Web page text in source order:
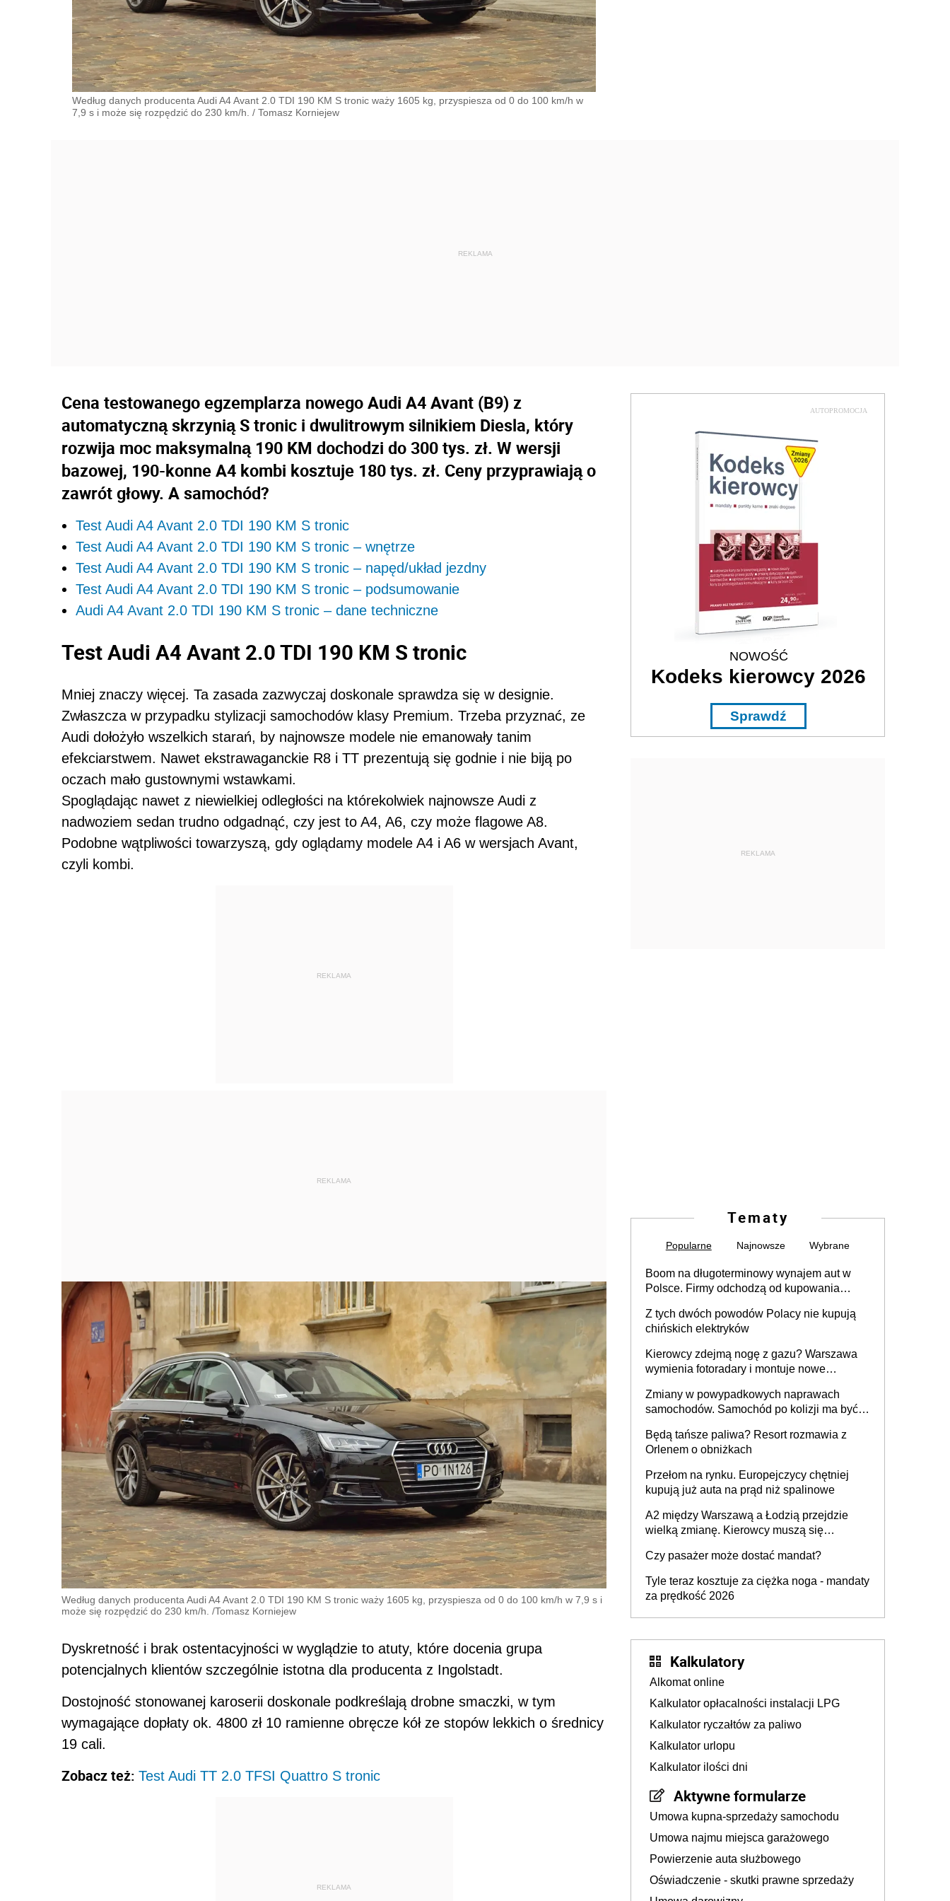
Według danych producenta Audi A4 Avant 2.0 TDI 190 KM S tronic waży 1605 kg, przyspiesza od 0 do 100 km/h w
7,9 s i może się rozpędzić do 230 km/h. / Tomasz Korniejew
Cena testowanego egzemplarza nowego Audi A4 Avant (B9) z
automatyczną skrzynią S tronic i dwulitrowym silnikiem Diesla, który
rozwija moc maksymalną 190 KM dochodzi do 300 tys. zł. W wersji
bazowej, 190-konne A4 kombi kosztuje 180 tys. zł. Ceny przyprawiają o
zawrót głowy. A samochód?
Test Audi A4 Avant 2.0 TDI 190 KM S tronic
Test Audi A4 Avant 2.0 TDI 190 KM S tronic – wnętrze
Test Audi A4 Avant 2.0 TDI 190 KM S tronic – napęd/układ jezdny
Test Audi A4 Avant 2.0 TDI 190 KM S tronic – podsumowanie
Audi A4 Avant 2.0 TDI 190 KM S tronic – dane techniczne
Test Audi A4 Avant 2.0 TDI 190 KM S tronic
Mniej znaczy więcej. Ta zasada zazwyczaj doskonale sprawdza się w designie.
Zwłaszcza w przypadku stylizacji samochodów klasy Premium. Trzeba przyznać, ze
Audi dołożyło wszelkich starań, by najnowsze modele nie emanowały tanim
efekciarstwem. Nawet ekstrawaganckie R8 i TT prezentują się godnie i nie biją po
oczach mało gustownymi wstawkami.
Spoglądając nawet z niewielkiej odległości na którekolwiek najnowsze Audi z
nadwoziem sedan trudno odgadnąć, czy jest to A4, A6, czy może flagowe A8.
Podobne wątpliwości towarzyszą, gdy oglądamy modele A4 i A6 w wersjach Avant,
czyli kombi.
REKLAMA
REKLAMA
Według danych producenta Audi A4 Avant 2.0 TDI 190 KM S tronic waży 1605 kg, przyspiesza od 0 do 100 km/h w 7,9 s i
może się rozpędzić do 230 km/h. /Tomasz Korniejew
Dyskretność i brak ostentacyjności w wyglądzie to atuty, które docenia grupa
potencjalnych klientów szczególnie istotna dla producenta z Ingolstadt.
Dostojność stonowanej karoserii doskonale podkreślają drobne smaczki, w tym
wymagające dopłaty ok. 4800 zł 10 ramienne obręcze kół ze stopów lekkich o średnicy
19 cali.
Zobacz też: Test Audi TT 2.0 TFSI Quattro S tronic
REKLAMA
AUTOPROMOCJA
NOWOŚĆ
Kodeks kierowcy 2026
Sprawdź
REKLAMA
Tematy
Popularne Najnowsze Wybrane
Boom na długoterminowy wynajem aut w
Polsce. Firmy odchodzą od kupowania
Z tych dwóch powodów Polacy nie kupują
chińskich elektryków
Kierowcy zdejmą nogę z gazu? Warszawa
wymienia fotoradary i montuje nowe
Zmiany w powypadkowych naprawach
samochodów. Samochód po kolizji ma być
technologią producenta
Będą tańsze paliwa? Resort rozmawia z
Orlenem o obniżkach
Przełom na rynku. Europejczycy chętniej
kupują już auta na prąd niż spalinowe
A2 między Warszawą a Łodzią przejdzie
wielką zmianę. Kierowcy muszą się
Czy pasażer może dostać mandat?
Tyle teraz kosztuje za ciężka noga - mandaty
za prędkość 2026
Kalkulatory
Alkomat online
Kalkulator opłacalności instalacji LPG
Kalkulator ryczałtów za paliwo
Kalkulator urlopu
Kalkulator ilości dni
Aktywne formularze
Umowa kupna-sprzedaży samochodu
Umowa najmu miejsca garażowego
Powierzenie auta służbowego
Oświadczenie - skutki prawne sprzedaży